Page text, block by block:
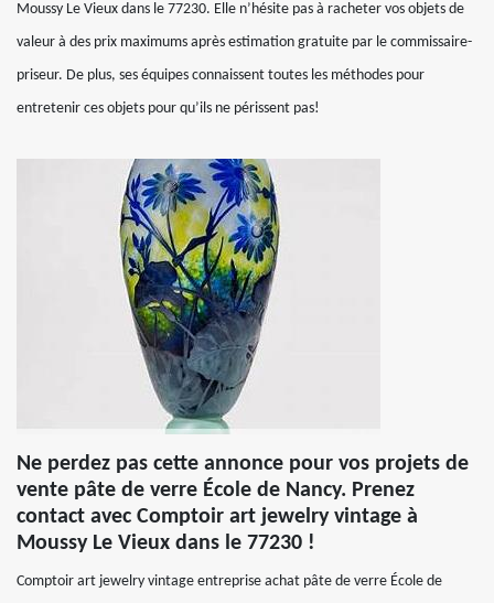
Moussy Le Vieux dans le 77230. Elle n’hésite pas à racheter vos objets de
valeur à des prix maximums après estimation gratuite par le commissaire-
priseur. De plus, ses équipes connaissent toutes les méthodes pour
entretenir ces objets pour qu’ils ne périssent pas!
Ne perdez pas cette annonce pour vos projets de
vente pâte de verre École de Nancy. Prenez
contact avec Comptoir art jewelry vintage à
Moussy Le Vieux dans le 77230 !
Comptoir art jewelry vintage entreprise achat pâte de verre École de